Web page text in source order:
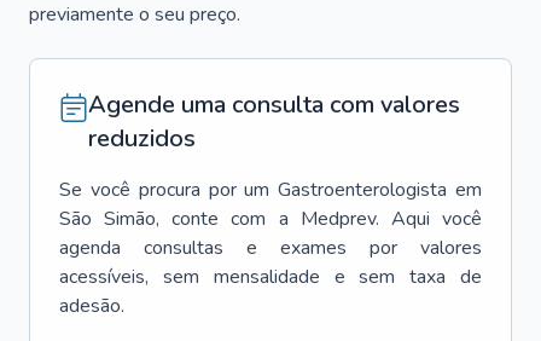
previamente o seu preço.
Agende uma consulta com valores
reduzidos
Se você procura por um Gastroenterologista em
São Simão, conte com a Medprev. Aqui você
agenda consultas e exames por valores
acessíveis, sem mensalidade e sem taxa de
adesão.